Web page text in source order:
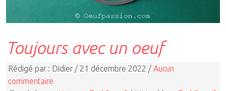
Toujours avec un oeuf
Rédigé par : Didier / 21 décembre 2022 / Aucun
commentaire